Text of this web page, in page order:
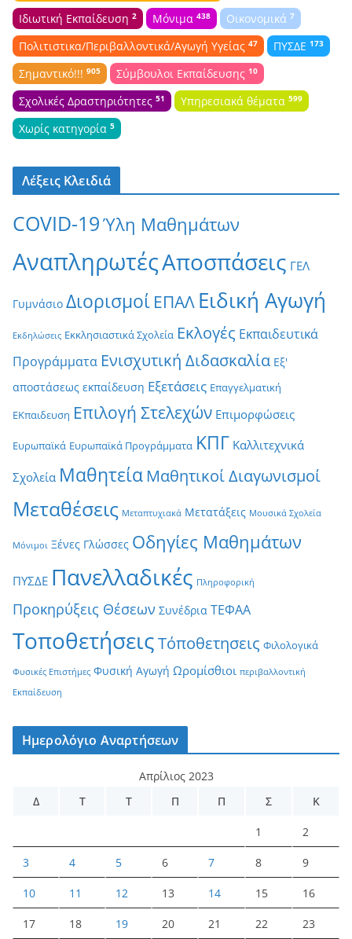
Ιδιωτική Εκπαίδευση 2 Μόνιμα 438 Οικονομικά 7
Πολιτιστικα/Περιβαλλοντικά/Αγωγή Υγείας 47 ΠΥΣΔΕ 173
Σημαντικό!!! 905 Σύμβουλοι Εκπαίδευσης 10
Σχολικές Δραστηριότητες 51 Υπηρεσιακά θέματα 599
Χωρίς κατηγορία 5
Λέξεις Κλειδιά
COVID-19Ύλη Μαθημάτων
ΑναπληρωτέςΑποσπάσεις ΓΕΛ
Γυμνάσιο Διορισμοί ΕΠΑΛ Ειδική Αγωγή
Εκδηλώσεις Εκκλησιαστικά Σχολεία Εκλογές Εκπαιδευτικά
Προγράμματα Ενισχυτική Διδασκαλία Εξ'
αποστάσεως εκπαίδευση Εξετάσεις Επαγγελματική
ΕΚπαιδευση Επιλογή Στελεχών Επιμορφώσεις
Ευρωπαϊκά Ευρωπαϊκά Προγράμματα ΚΠΓ Καλλιτεχνικά
Σχολεία Μαθητεία Μαθητικοί Διαγωνισμοί
Μεταθέσεις Μεταπτυχιακά Μετατάξεις Μουσικά Σχολεία
Μόνιμοι Ξένες Γλώσσες Οδηγίες Μαθημάτων
ΠΥΣΔΕ Πανελλαδικές Πληροφορική
Προκηρύξεις Θέσεων Συνέδρια ΤΕΦΑΑ
ΤοποθετήσειςΤόποθετησεις Φιλολογικά
Φυσικές Επιστήμες Φυσική Αγωγή Ωρομίσθιοι περιβαλλοντική
Εκπαίδευση
Ημερολόγιο Αναρτήσεων
Απρίλιος 2023
Δ
Τ Τ Π Π Σ Κ
1 2
3 4 5 6 7 8 9
10 11 12 13 14 15 16
17 18 19 20 21 22 23